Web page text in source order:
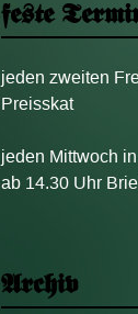
feste
jeden zweiten
Preisskat
jeden Mittwoch
ab 14.30 Uhr
Archiv